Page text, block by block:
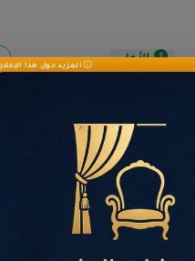
الأولى
الأولى
المزيد حول هذا